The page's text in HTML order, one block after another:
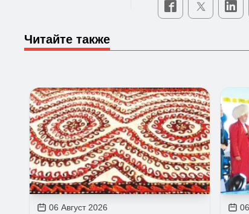
Читайте также
06 Август 2026